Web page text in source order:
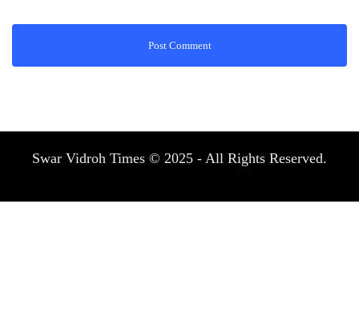
Swar Vidroh Times © 2025 - All Rights Reserved.